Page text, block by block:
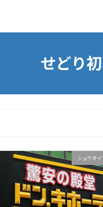
せどり
シュウダイ